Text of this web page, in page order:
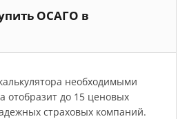
ОСАГО в
необходимыми
отобразит до 15 ценовых
страховых компаний.